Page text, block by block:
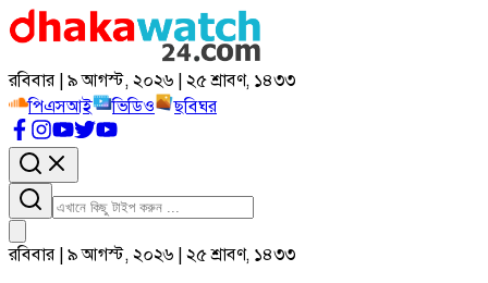
রবিবার | ৯ আগস্ট, ২০২৬ | ২৫ শ্রাবণ, ১৪৩৩
পিএসআই
ভিডিও ছবিঘর
রবিবার | ৯ আগস্ট, ২০২৬ | ২৫ শ্রাবণ, ১৪৩৩